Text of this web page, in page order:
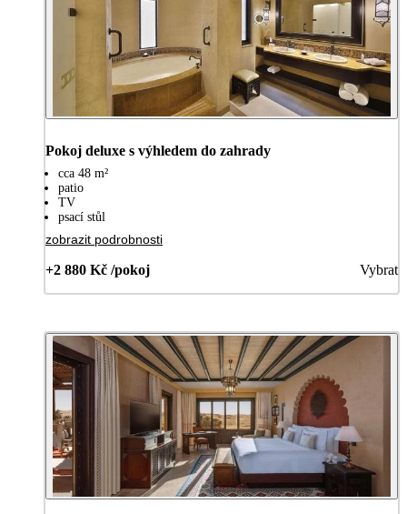
Pokoj deluxe s výhledem do zahrady
cca 48 m²
patio
TV
psací stůl
zobrazit podrobnosti
+2 880 Kč /pokoj Vybrat